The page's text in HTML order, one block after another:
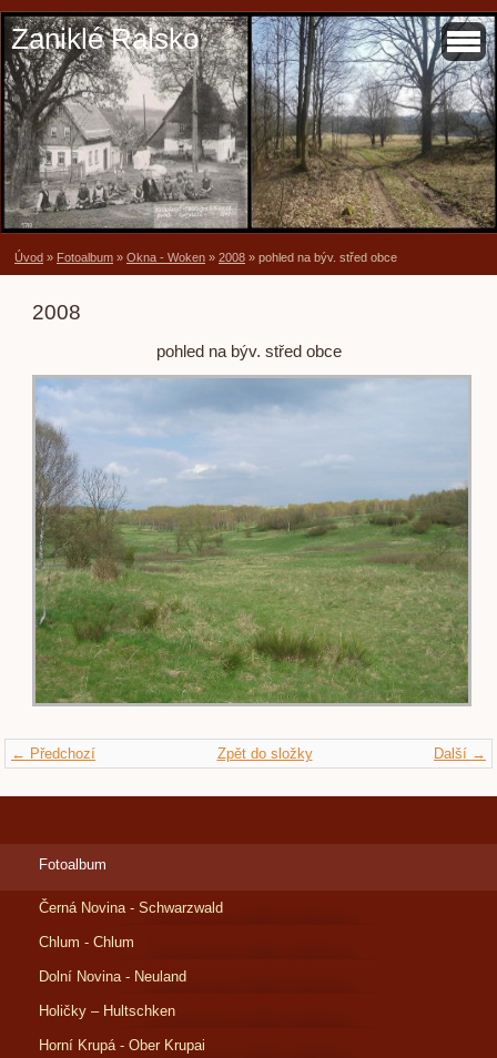
Zaniklé Ralsko
Úvod » Fotoalbum » Okna - Woken » 2008 » pohled na býv. střed obce
2008
pohled na býv. střed obce
← Předchozí Další →
Zpět do složky
Fotoalbum
Černá Novina - Schwarzwald
Chlum - Chlum
Dolní Novina - Neuland
Holičky – Hultschken
Horní Krupá - Ober Krupai